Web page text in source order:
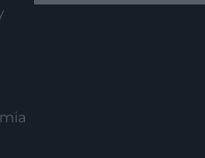
Az alábbi cikkben